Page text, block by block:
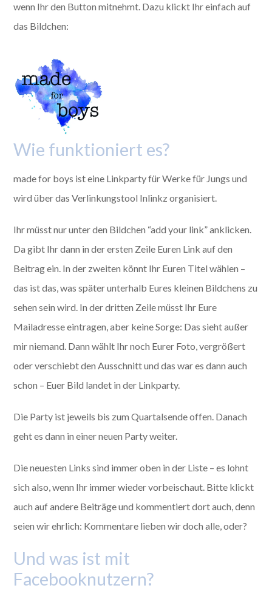
wenn Ihr den Button mitnehmt. Dazu klickt Ihr einfach auf
das Bildchen:
Wie funktioniert es?
made for boys ist eine Linkparty für Werke für Jungs und
wird über das Verlinkungstool Inlinkz organisiert.
Ihr müsst nur unter den Bildchen “add your link” anklicken.
Da gibt Ihr dann in der ersten Zeile Euren Link auf den
Beitrag ein. In der zweiten könnt Ihr Euren Titel wählen –
das ist das, was später unterhalb Eures kleinen Bildchens zu
sehen sein wird. In der dritten Zeile müsst Ihr Eure
Mailadresse eintragen, aber keine Sorge: Das sieht außer
mir niemand. Dann wählt Ihr noch Eurer Foto, vergrößert
oder verschiebt den Ausschnitt und das war es dann auch
schon – Euer Bild landet in der Linkparty.
Die Party ist jeweils bis zum Quartalsende offen. Danach
geht es dann in einer neuen Party weiter.
Die neuesten Links sind immer oben in der Liste – es lohnt
sich also, wenn Ihr immer wieder vorbeischaut. Bitte klickt
auch auf andere Beiträge und kommentiert dort auch, denn
seien wir ehrlich: Kommentare lieben wir doch alle, oder?
Und was ist mit
Facebooknutzern?